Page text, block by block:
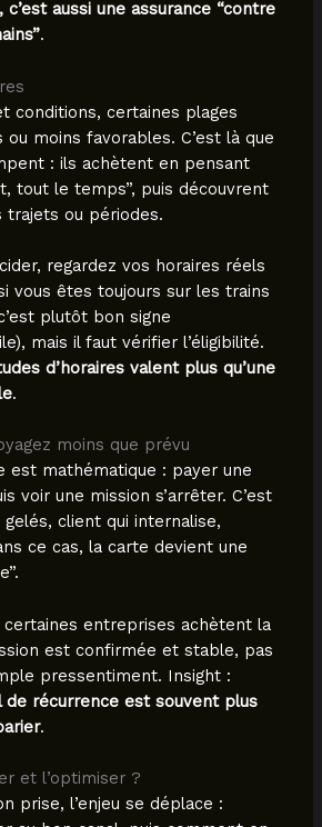
c’est aussi une assurance “contre
.
conditions, certaines plages
moins favorables. C’est là que
: ils achètent en pensant
tout le temps”, puis découvrent
trajets ou périodes.
regardez vos horaires réels
vous êtes toujours sur les trains
plutôt bon signe
mais il faut vérifier l’éligibilité.
d’horaires valent plus qu’une
.
moins que prévu
est mathématique : payer une
voir une mission s’arrêter. C’est
client qui internalise,
ce cas, la carte devient une
certaines entreprises achètent la
est confirmée et stable, pas
pressentiment. Insight :
de récurrence est souvent plus
.
et l’optimiser ?
prise, l’enjeu se déplace :